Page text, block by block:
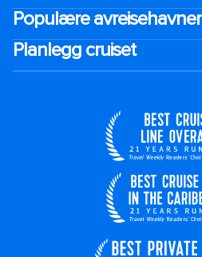
Populære avreisehavner
Planlegg cruiset